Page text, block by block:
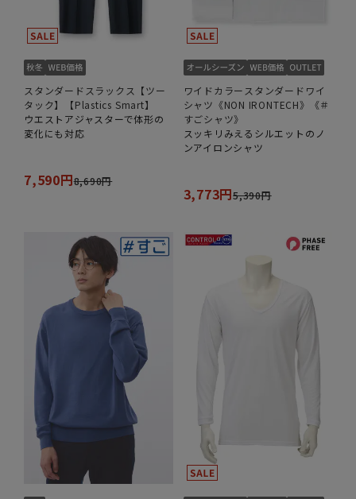
スタンダードスラックス【ツー
タック】【Plastics Smart】
ウエストアジャスターで体形の
変化にも対応
7,590円8,690円
ワイドカラースタンダードワイ
シャツ《NON IRONTECH》《＃
すごシャツ》
スッキリみえるシルエットのノ
ンアイロンシャツ
3,773円5,390円